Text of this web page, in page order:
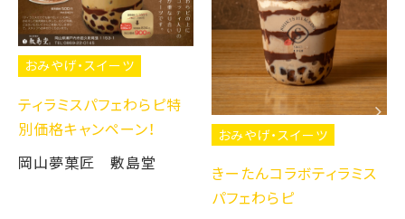
おみやげ・スイーツ
ティラミスパフェわらピ特
別価格キャンペーン！
岡山夢菓匠 敷島堂
おみやげ・スイーツ
きーたんコラボティラミス
パフェわらピ